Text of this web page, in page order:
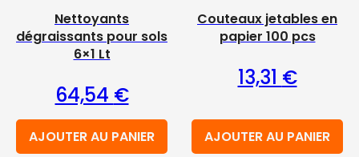
Nettoyants
dégraissants pour sols
6×1 Lt
64,54 €
AJOUTER AU PANIER
Couteaux jetables en
papier 100 pcs
13,31 €
AJOUTER AU PANIER